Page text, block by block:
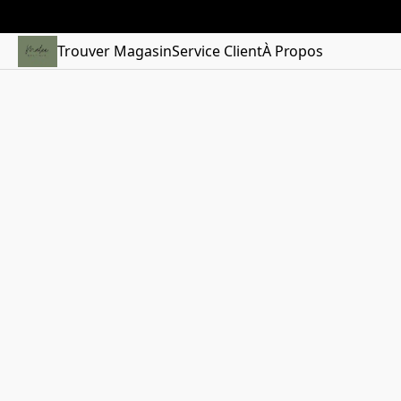
Trouver MagasinService ClientÀ Propos